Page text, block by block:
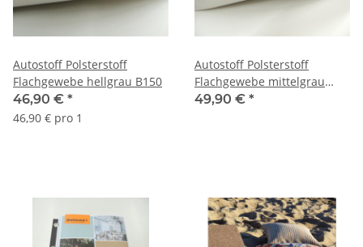
Autostoff Polsterstoff
Flachgewebe hellgrau B150
46,90 € *
46,90 € pro 1
Autostoff Polsterstoff
Flachgewebe mittelgrau
B180 (3mm mit
49,90 € *